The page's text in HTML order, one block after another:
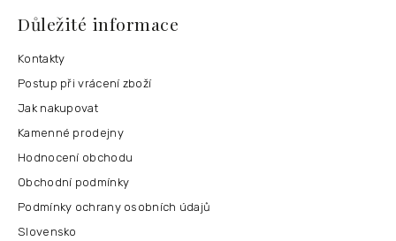
Důležité informace
Kontakty
Postup při vrácení zboží
Jak nakupovat
Kamenné prodejny
Hodnocení obchodu
Obchodní podmínky
Podmínky ochrany osobních údajů
Slovensko